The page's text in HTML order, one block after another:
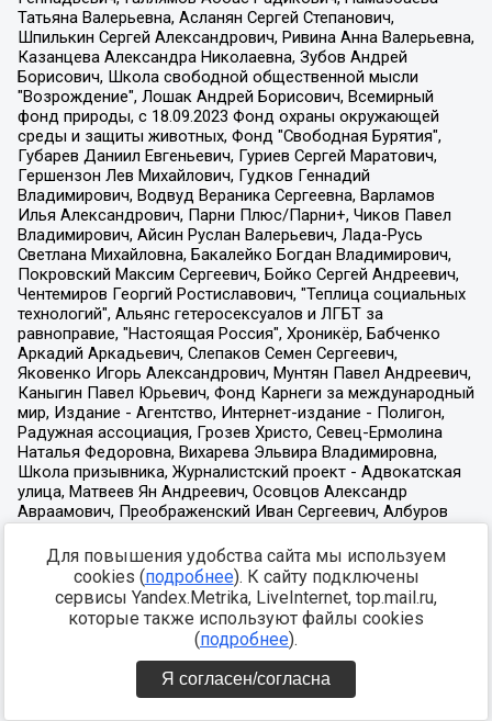
Для повышения удобства сайта мы используем
cookies (подробнее). К сайту подключены
сервисы Yandex.Metrika, LiveInternet, top.mail.ru,
которые также используют файлы cookies
(подробнее).
Я согласен/согласна